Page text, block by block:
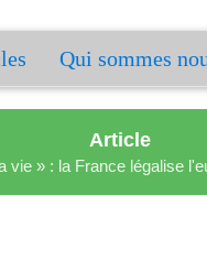
Qui sommes
Article
vie » : la France légalise